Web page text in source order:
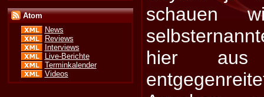
Atom
News
Reviews
Interviews
Live-Berichte
Terminkalender
Videos
schauen
hier aus